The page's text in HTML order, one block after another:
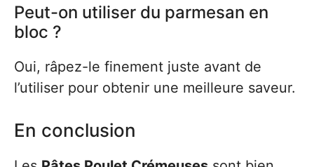
Peut-on utiliser du parmesan en
bloc ?
Oui, râpez-le finement juste avant de
l’utiliser pour obtenir une meilleure saveur.
En conclusion